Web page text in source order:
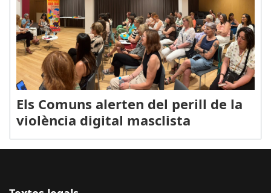
Els Comuns alerten del perill de la
violència digital masclista